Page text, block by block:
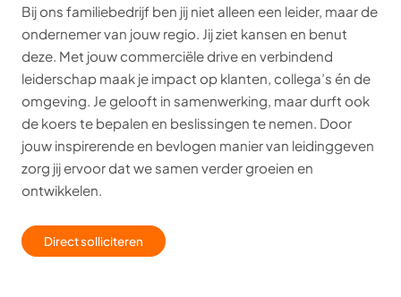
Bij ons familiebedrijf ben jij niet alleen een leider, maar de
ondernemer van jouw regio. Jij ziet kansen en benut
deze. Met jouw commerciële drive en verbindend
leiderschap maak je impact op klanten, collega’s én de
omgeving. Je gelooft in samenwerking, maar durft ook
de koers te bepalen en beslissingen te nemen. Door
jouw inspirerende en bevlogen manier van leidinggeven
zorg jij ervoor dat we samen verder groeien en
ontwikkelen.
Direct solliciteren